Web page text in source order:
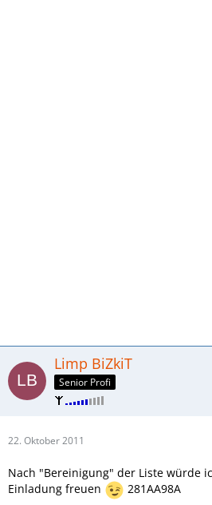
Limp BiZkiT
Senior Profi
22. Oktober 2011
Nach "Bereinigung" der Liste würde
Einladung freuen
281AA98A